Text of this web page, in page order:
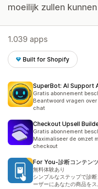
moeilijk zullen
1.039 apps
Built for Shopify
SuperBot: AI Support
Gratis abonnement
Beantwoord vragen
chat
Checkout Upsell
Gratis abonnement
Maximaliseer de omzet
checkout
For You‑診断コンテン
無料体験あり
シンプルなステップで診
ーザーにあなたの商品をス